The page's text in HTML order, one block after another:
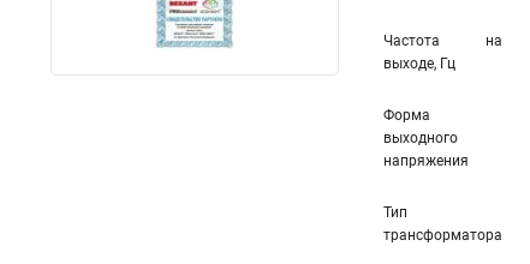
Частота на
выходе, Гц
Форма
выходного
напряжения
Тип
трансформатора